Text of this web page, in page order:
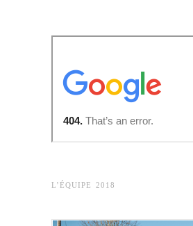
L’ÉQUIPE 2018